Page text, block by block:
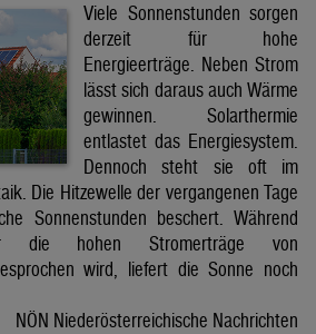
Viele Sonnenstunden sorgen
derzeit für hohe
Energieerträge. Neben Strom
lässt sich daraus auch Wärme
gewinnen. Solarthermie
entlastet das Energiesystem.
Dennoch steht sie oft im
Die Hitzewelle der vergangenen Tage
Sonnenstunden beschert. Während
die hohen Stromerträge von
wird, liefert die Sonne noch
NÖN Niederösterreichische Nachrichten